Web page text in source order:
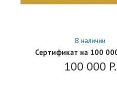
В наличии
Сертификат на 100
100 000 P.